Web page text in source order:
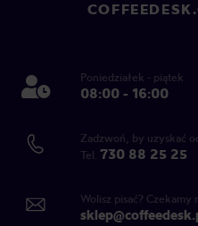
Poniedziałek - piątek
08:00 - 16:00
Zadzwoń, by uzyskać
Tel. 730 88 25 25
Wolisz pisać? Czekamy